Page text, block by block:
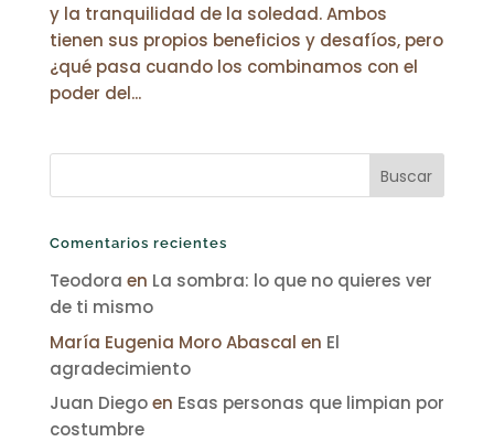
y la tranquilidad de la soledad. Ambos
tienen sus propios beneficios y desafíos, pero
¿qué pasa cuando los combinamos con el
poder del...
Comentarios recientes
Teodora en La sombra: lo que no quieres ver
de ti mismo
María Eugenia Moro Abascal en El
agradecimiento
Juan Diegoen Esas personas que limpian por
costumbre